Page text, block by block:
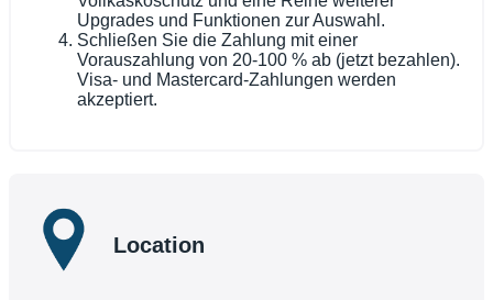
Upgrades und Funktionen zur Auswahl.
Schließen Sie die Zahlung mit einer
Vorauszahlung von 20-100 % ab (jetzt bezahlen).
Visa- und Mastercard-Zahlungen werden
akzeptiert.
Location